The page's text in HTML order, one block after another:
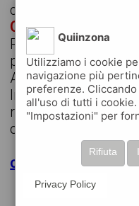
cerchiamo
OPERAIO /
Per azienda
proprio
Addetto/a alla
Impianti. La
reparto produttivo
occuperà ...
clicca per maggiori
Quiinzona
Utilizziamo i cookie
navigazione più
preferenze.
all'uso di tutti i
"Impostazioni" per
Rifiuta
Privacy Policy